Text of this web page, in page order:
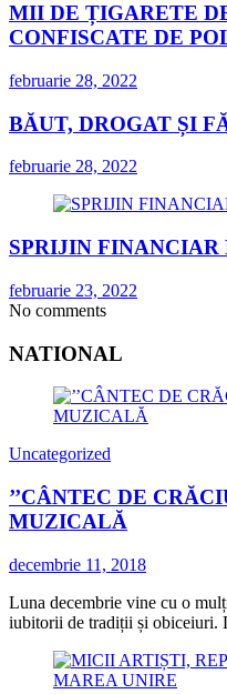
MII DE ȚIGARETE
CONFISCATE DE
februarie 28, 2022
BĂUT, DROGAT ȘI
februarie 28, 2022
SPRIJIN
februarie 23, 2022
No comments
NATIONAL
Uncategorized
’’CÂNTEC DE
MUZICALĂ
decembrie 11, 2018
Luna decembrie vine cu o
iubitorii de tradiții și obiceiuri.